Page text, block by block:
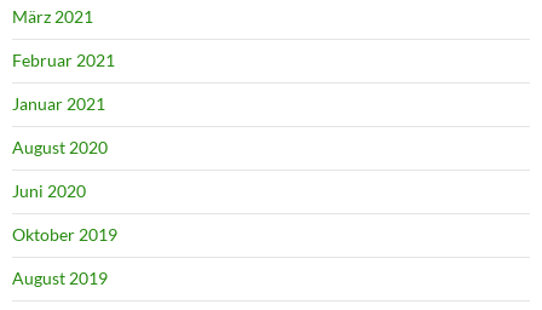
März 2021
Februar 2021
Januar 2021
August 2020
Juni 2020
Oktober 2019
August 2019